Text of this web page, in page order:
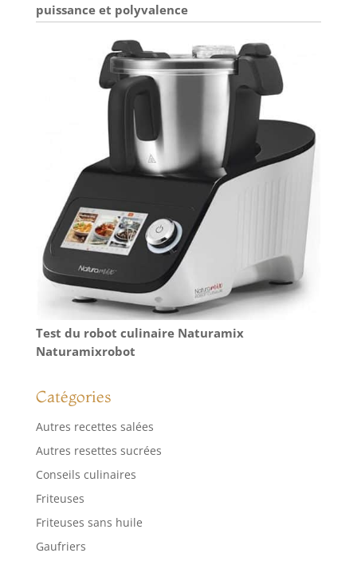
puissance et polyvalence
Test du robot culinaire Naturamix
Naturamixrobot
Catégories
Autres recettes salées
Autres resettes sucrées
Conseils culinaires
Friteuses
Friteuses sans huile
Gaufriers